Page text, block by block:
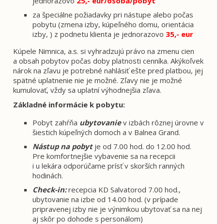
za špeciálne požiadavky pri nástupe alebo počas
pobytu (zmena izby, kúpeľného domu, orientácia
izby, ) z podnetu klienta je jednorazovo 35,- eur
Kúpele Nimnica, a.s. si vyhradzujú právo na zmenu cien
a obsah pobytov počas doby platnosti cenníka. Akýkoľvek
nárok na zľavu je potrebné nahlásiť ešte pred platbou, jej
spätné uplatnenie nie je možné. Zľavy nie je možné
kumulovať, vždy sa uplatní výhodnejšia zľava.
Základné informácie k pobytu:
Pobyt zahŕňa ubytovaniev izbách rôznej úrovne v
šiestich kúpeľných domoch a v Balnea Grand.
Nástup na pobytje od 7.00 hod. do 12.00 hod.
Pre komfortnejšie vybavenie sa na recepcii
i u lekára odporúčame prísť v skorších ranných
hodinách.
Check-in:recepcia KD Salvatorod 7.00 hod.,
ubytovanie na izbe od 14.00 hod. (v prípade
pripravenej izby nie je výnimkou ubytovať sa na nej
aj skôr po dohode s personálom)